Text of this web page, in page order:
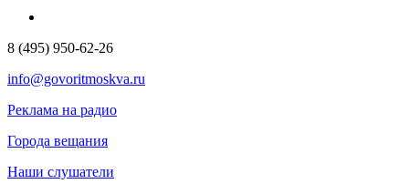
8 (495) 950-62-26
info@govoritmoskva.ru
Реклама на радио
Города вещания
Наши слушатели